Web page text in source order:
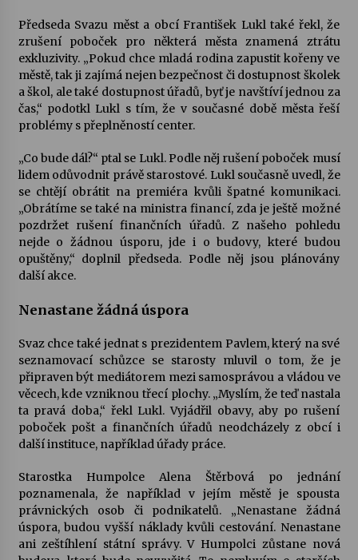
17. 7. 2026
Ozvěny prázdnin
14. 7. 2026
Za kulturou kousek za Humpolec. V Želivě ožije
odkaz Josefa Čapka
13. 7. 2026
Varhanní recitál Michala Novenka v Klášteře
Želiv
30. 6. 2026
Předseda Svazu měst a obcí František Lukl také řekl, že
zrušení poboček pro některá města znamená ztrátu
exkluzivity. „Pokud chce mladá rodina zapustit kořeny ve
městě, tak ji zajímá nejen bezpečnost či dostupnost školek
a škol, ale také dostupnost úřadů, byť je navštíví jednou za
čas,“ podotkl Lukl s tím, že v současné době města řeší
problémy s přeplněností center.
„Co bude dál?“ ptal se Lukl. Podle něj rušení poboček musí
lidem odůvodnit právě starostové. Lukl současně uvedl, že
se chtějí obrátit na premiéra kvůli špatné komunikaci.
„Obrátíme se také na ministra financí, zda je ještě možné
pozdržet rušení finančních úřadů. Z našeho pohledu
nejde o žádnou úsporu, jde i o budovy, které budou
opuštěny,“ doplnil předseda. Podle něj jsou plánovány
další akce.
Nenastane žádná úspora
Svaz chce také jednat s prezidentem Pavlem, který na své
seznamovací schůzce se starosty mluvil o tom, že je
připraven být mediátorem mezi samosprávou a vládou ve
věcech, kde vzniknou třecí plochy. „Myslím, že teď nastala
ta pravá doba,“ řekl Lukl. Vyjádřil obavy, aby po rušení
poboček pošt a finančních úřadů neodcházely z obcí i
další instituce, například úřady práce.
Starostka Humpolce Alena Štěrbová po jednání
poznamenala, že například v jejím městě je spousta
právnických osob či podnikatelů. „Nenastane žádná
úspora, budou vyšší náklady kvůli cestování. Nenastane
ani zeštíhlení státní správy. V Humpolci zůstane nová